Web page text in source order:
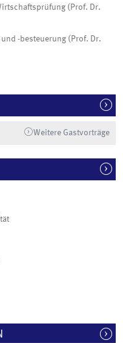
(Prof. Dr.
-besteuerung (Prof. Dr.
Weitere Gastvorträge